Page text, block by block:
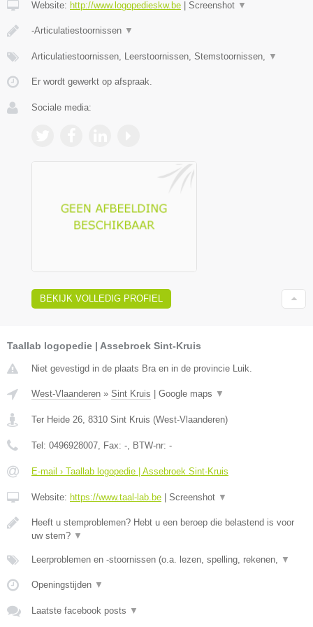
Website: http://www.logopedieskw.be Screenshot ▼
-Articulatiestoornissen ▼
Articulatiestoornissen, Leerstoornissen, Stemstoornissen, ▼
Er wordt gewerkt op afspraak.
Sociale media:
BEKIJK VOLLEDIG PROFIEL
Taallab logopedie | Assebroek Sint-Kruis
Niet gevestigd in de plaats Bra en in de provincie Luik.
West-Vlaanderen » Sint Kruis | Google maps ▼
Ter Heide 26 8310 Sint Kruis (West-Vlaanderen)
Tel: 0496928007 , Fax: - , BTW-nr: -
E-mail › Taallab logopedie | Assebroek Sint-Kruis
Website: https://www.taal-lab.be | Screenshot ▼
Heeft u stemproblemen? Hebt u een beroep die belastend is voor
uw stem? ▼
Leerproblemen en -stoornissen (o.a. lezen, spelling, rekenen, ▼
Openingstijden ▼
Laatste facebook posts ▼